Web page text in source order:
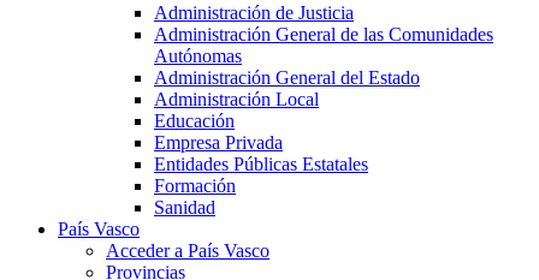
Administración de Justicia
Administración General de las Comunidades
Autónomas
Administración General del Estado
Administración Local
Educación
Empresa Privada
Entidades Públicas Estatales
Formación
Sanidad
País Vasco
Acceder a País Vasco
Provincias